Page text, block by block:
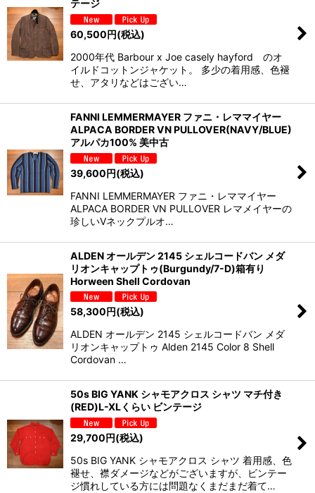
テージ
60,500円(税込)
2000年代 Barbour x Joe casely hayford のオ
イルドコットンジャケット。 多少の着用感、色褪
せ、アタリなどはござい…
FANNI LEMMERMAYER ファニ・レママイヤー
ALPACA BORDER VN PULLOVER(NAVY/BLUE)
アルパカ100% 美中古
39,600円(税込)
FANNI LEMMERMAYER ファニ・レママイヤー
ALPACA BORDER VN PULLOVER レマメイヤーの
珍しいVネックプルオ…
ALDEN オールデン 2145 シェルコードバン メダ
リオンキャップトゥ(Burgundy/7-D)箱有り
Horween Shell Cordovan
58,300円(税込)
ALDEN オールデン 2145 シェルコードバン メダ
リオンキャップトゥ Alden 2145 Color 8 Shell
Cordovan …
50s BIG YANK シャモアクロス シャツ マチ付き
(RED)L-XLくらい ビンテージ
29,700円(税込)
50s BIG YANK シャモアクロス シャツ 着用感、色
褪せ、襟ダメージなどがございますが、ビンテー
ジ慣れしている方には問題なくまだまだ着て…